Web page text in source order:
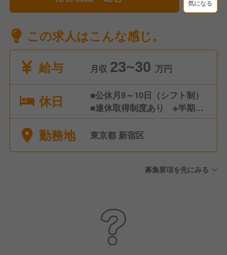
気になる
この求人はこんな感じ。
給与
月収 23~30 万円
休日
■公休月9～10日（シフト制）
■連休取得制度あり ※半期に
1回、3～7連休取得 ■有給休暇
■その他 特別休暇など ※年間
勤務地 東京都 新宿区
募集要項を先にみる
気になる